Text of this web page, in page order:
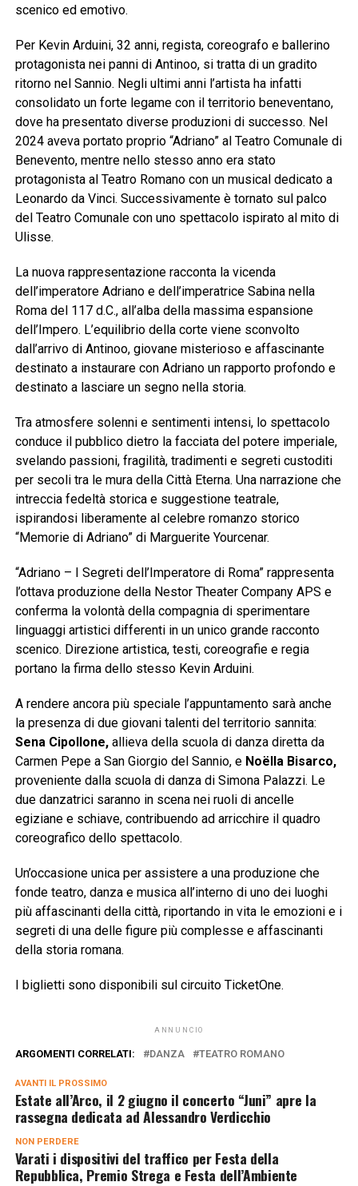
scenico ed emotivo.
Per Kevin Arduini, 32 anni, regista, coreografo e ballerino
protagonista nei panni di Antinoo, si tratta di un gradito
ritorno nel Sannio. Negli ultimi anni l’artista ha infatti
consolidato un forte legame con il territorio beneventano,
dove ha presentato diverse produzioni di successo. Nel
2024 aveva portato proprio “Adriano” al Teatro Comunale di
Benevento, mentre nello stesso anno era stato
protagonista al Teatro Romano con un musical dedicato a
Leonardo da Vinci. Successivamente è tornato sul palco
del Teatro Comunale con uno spettacolo ispirato al mito di
Ulisse.
La nuova rappresentazione racconta la vicenda
dell’imperatore Adriano e dell’imperatrice Sabina nella
Roma del 117 d.C., all’alba della massima espansione
dell’Impero. L’equilibrio della corte viene sconvolto
dall’arrivo di Antinoo, giovane misterioso e affascinante
destinato a instaurare con Adriano un rapporto profondo e
destinato a lasciare un segno nella storia.
Tra atmosfere solenni e sentimenti intensi, lo spettacolo
conduce il pubblico dietro la facciata del potere imperiale,
svelando passioni, fragilità, tradimenti e segreti custoditi
per secoli tra le mura della Città Eterna. Una narrazione che
intreccia fedeltà storica e suggestione teatrale,
ispirandosi liberamente al celebre romanzo storico
“Memorie di Adriano” di Marguerite Yourcenar.
“Adriano – I Segreti dell’Imperatore di Roma” rappresenta
l’ottava produzione della Nestor Theater Company APS e
conferma la volontà della compagnia di sperimentare
linguaggi artistici differenti in un unico grande racconto
scenico. Direzione artistica, testi, coreografie e regia
portano la firma dello stesso Kevin Arduini.
A rendere ancora più speciale l’appuntamento sarà anche
la presenza di due giovani talenti del territorio sannita:
Sena Cipollone,allieva della scuola di danza diretta da
Carmen Pepe a San Giorgio del Sannio, e Noëlla Bisarco,
proveniente dalla scuola di danza di Simona Palazzi. Le
due danzatrici saranno in scena nei ruoli di ancelle
egiziane e schiave, contribuendo ad arricchire il quadro
coreografico dello spettacolo.
Un’occasione unica per assistere a una produzione che
fonde teatro, danza e musica all’interno di uno dei luoghi
più affascinanti della città, riportando in vita le emozioni e i
segreti di una delle figure più complesse e affascinanti
della storia romana.
I biglietti sono disponibili sul circuito TicketOne.
ANNUNCIO
ARGOMENTI CORRELATI: DANZA TEATRO ROMANO
AVANTI IL ​​PROSSIMO
Estate all’Arco, il 2 giugno il concerto “Juni” apre la
rassegna dedicata ad Alessandro Verdicchio
NON PERDERE
Varati i dispositivi del traffico per Festa della
Repubblica, Premio Strega e Festa dell’Ambiente